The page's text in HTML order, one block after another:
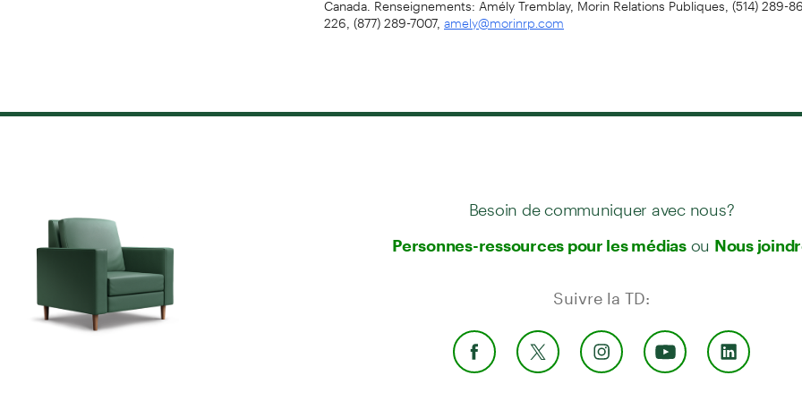
226, (877) 289-7007,amely@morinrp.com
Besoin de communiquer avec nous?
Personnes-ressources pour les médiasou Nous
Suivre la TD: